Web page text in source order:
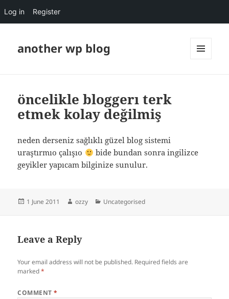
Log in Register
another wp blog
öncelikle bloggerı terk
etmek kolay değilmiş
neden derseniz sağlıklı güzel blog sistemi
uraştırmıo çalışıo
bide bundan sonra ingilizce
geyikler yapıcam bilginize sunulur.
Posted
1 June 2011 Author
ozzy Categories
Uncategorised
Leave a Reply
Your email address will not be published. Required fields are
marked*
COMMENT*